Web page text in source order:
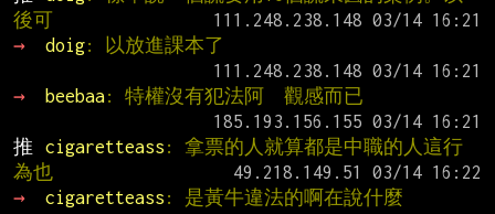
後可
→
doig: 以放進課本了
→
beebaa: 特權沒有犯法阿  觀感而已
推
cigaretteass : 拿票的人就算都是中職的人這行
為也
→
cigaretteass : 是黃牛違法的啊在說什麼